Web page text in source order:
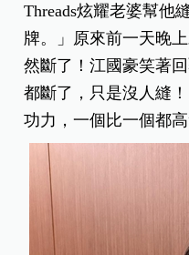
Threads炫耀老婆幫他
牌。」原來前一天晚
然斷了！江國豪笑著
都斷了，只是沒人縫
功力，一個比一個都高